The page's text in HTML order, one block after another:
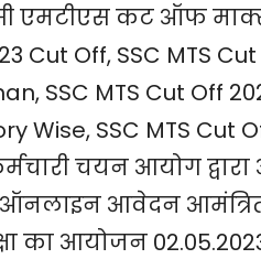
एमटीएस कट ऑफ मार्क्स
Cut Off, SSC MTS
SSC MTS Cut Off
Wise, SSC MTS Cut
चयन आयोग
आवेदन
का आयोजन